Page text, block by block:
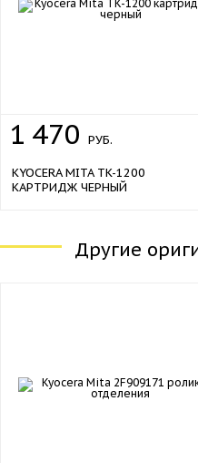
1 470 РУБ.
KYOCERA MITA TK-1200
КАРТРИДЖ ЧЕРНЫЙ
Другие